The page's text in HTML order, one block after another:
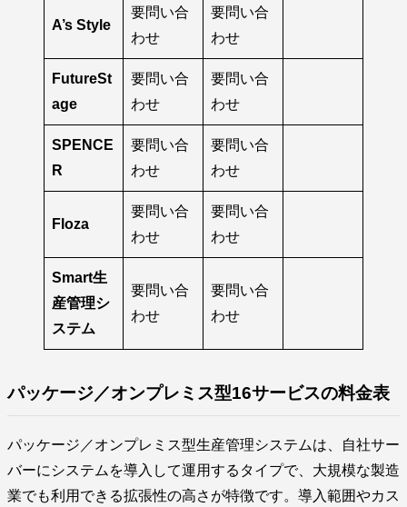
A’s Style
要問い合
わせ
要問い合
わせ
FutureSt
age
要問い合
わせ
要問い合
わせ
SPENCE
R
要問い合
わせ
要問い合
わせ
Floza
要問い合
わせ
要問い合
わせ
Smart生
産管理シ
ステム
要問い合
わせ
要問い合
わせ
パッケージ／オンプレミス型16サービスの料金表
パッケージ／オンプレミス型生産管理システムは、自社サー
バーにシステムを導入して運用するタイプで、大規模な製造
業でも利用できる拡張性の高さが特徴です。導入範囲やカス